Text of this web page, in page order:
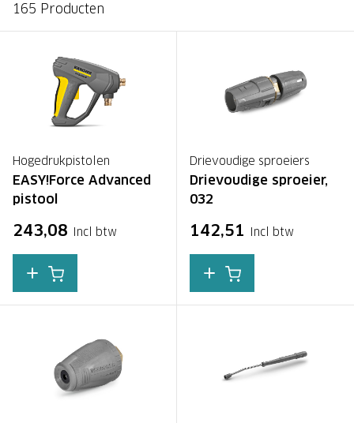
165 Producten
Hogedrukpistolen
EASY!Force Advanced
pistool
243,08 Incl btw
Drievoudige sproeiers
Drievoudige sproeier,
032
142,51 Incl btw